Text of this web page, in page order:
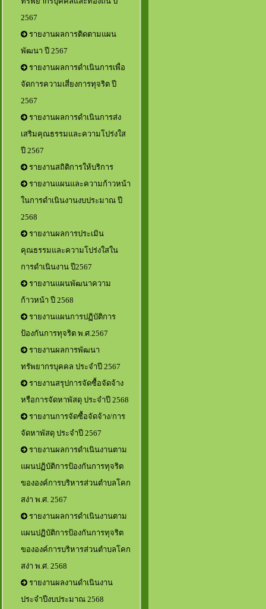
2567
รายงานผลการติดตามแผน
พัฒนา ปี 2567
รายงานผลการดำเนินการเพื่อ
จัดการความเสี่ยงการทุจริต ปี
2567
รายงานผลการดำเนินการส่ง
เสริมคุณธรรมและความโปร่งใส
ปี 2567
รายงานสถิติการให้บริการ
รายงานแผนและความก้าวหน้า
ในการดำเนินงานงบประมาณ ปี
2568
รายงานผลการประเมิน
คุณธรรมและความโปร่งใสใน
การดำเนินงาน ปี2567
รายงานแผนพัฒนาความ
ก้าวหน้า ปี 2568
รายงานแผนการปฏิบัติการ
ป้องกันการทุจริต พ.ศ.2567
รายงานผลการพัฒนา
ทรัพยากรบุคคล ประจำปี 2567
รายงานสรุปการจัดซื้อจัดจ้าง
หรือการจัดหาพัสดุ ประจำปี 2568
รายงานการจัดซื้อจัดจ้าง/การ
จัดหาพัสดุ ประจำปี 2567
รายงานผลการดำเนินงานตาม
แผนปฏิบัติการป้องกันการทุจริต
ขององค์การบริหารส่วนตำบลโคก
สง่า พ.ศ. 2567
รายงานผลการดำเนินงานตาม
แผนปฏิบัติการป้องกันการทุจริต
ขององค์การบริหารส่วนตำบลโคก
สง่า พ.ศ. 2568
รายงานผลงานดำเนินงาน
ประจำปีงบประมาณ 2568